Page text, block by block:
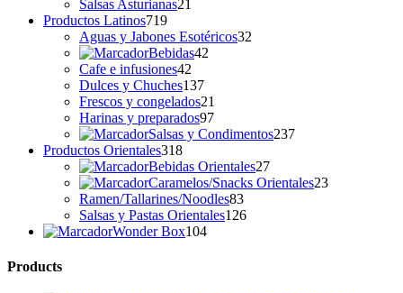
productos
Salsas Asturianas21
Productos Latinos719719
productos
Aguas y Jabones Esotéricos32
Bebidas42
Cafe e infusiones42
productos
Dulces y Chuches137137
productos
Frescos y congelados21
Harinas y preparados9797
productos
Salsas y Condimentos237237
Productos Orientales318318
productos
Bebidas Orientales2727
productos
Caramelos/Snacks Orientales2323
Ramen/Tallarines/Noodles8383
productos
Salsas y Pastas Orientales126126
Wonder Box104104
Products